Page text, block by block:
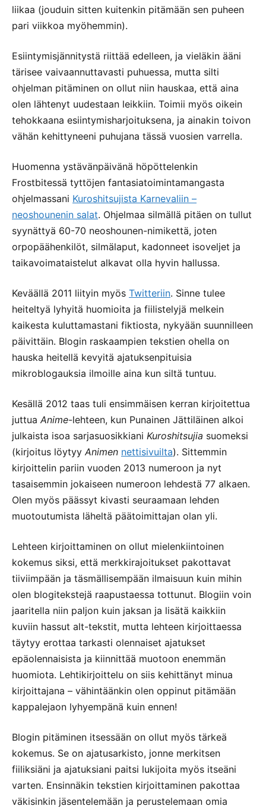
liikaa (jouduin sitten kuitenkin pitämään sen puheen
pari viikkoa myöhemmin).
Esiintymisjännitystä riittää edelleen, ja vieläkin ääni
tärisee vaivaannuttavasti puhuessa, mutta silti
ohjelman pitäminen on ollut niin hauskaa, että aina
olen lähtenyt uudestaan leikkiin. Toimii myös oikein
tehokkaana esiintymisharjoituksena, ja ainakin toivon
vähän kehittyneeni puhujana tässä vuosien varrella.
Huomenna ystävänpäivänä höpöttelenkin
Frostbitessä tyttöjen fantasiatoimintamangasta
ohjelmassani Kuroshitsujista Karnevaliin –
neoshounenin salat. Ohjelmaa silmällä pitäen on tullut
syynättyä 60-70 neoshounen-nimikettä, joten
orpopäähenkilöt, silmälaput, kadonneet isoveljet ja
taikavoimataistelut alkavat olla hyvin hallussa.
Keväällä 2011 liityin myös Twitteriin. Sinne tulee
heiteltyä lyhyitä huomioita ja fiilistelyjä melkein
kaikesta kuluttamastani fiktiosta, nykyään suunnilleen
päivittäin. Blogin raskaampien tekstien ohella on
hauska heitellä kevyitä ajatuksenpituisia
mikroblogauksia ilmoille aina kun siltä tuntuu.
Kesällä 2012 taas tuli ensimmäisen kerran kirjoitettua
juttua Anime-lehteen, kun Punainen Jättiläinen alkoi
julkaista isoa sarjasuosikkiani Kuroshitsujia suomeksi
(kirjoitus löytyy Animen nettisivuilta). Sittemmin
kirjoittelin pariin vuoden 2013 numeroon ja nyt
tasaisemmin jokaiseen numeroon lehdestä 77 alkaen.
Olen myös päässyt kivasti seuraamaan lehden
muotoutumista läheltä päätoimittajan olan yli.
Lehteen kirjoittaminen on ollut mielenkiintoinen
kokemus siksi, että merkkirajoitukset pakottavat
tiiviimpään ja täsmällisempään ilmaisuun kuin mihin
olen blogitekstejä raapustaessa tottunut. Blogiin voin
jaaritella niin paljon kuin jaksan ja lisätä kaikkiin
kuviin hassut alt-tekstit, mutta lehteen kirjoittaessa
täytyy erottaa tarkasti olennaiset ajatukset
epäolennaisista ja kiinnittää muotoon enemmän
huomiota. Lehtikirjoittelu on siis kehittänyt minua
kirjoittajana – vähintäänkin olen oppinut pitämään
kappalejaon lyhyempänä kuin ennen!
Blogin pitäminen itsessään on ollut myös tärkeä
kokemus. Se on ajatusarkisto, jonne merkitsen
fiiliksiäni ja ajatuksiani paitsi lukijoita myös itseäni
varten. Ensinnäkin tekstien kirjoittaminen pakottaa
väkisinkin jäsentelemään ja perustelemaan omia